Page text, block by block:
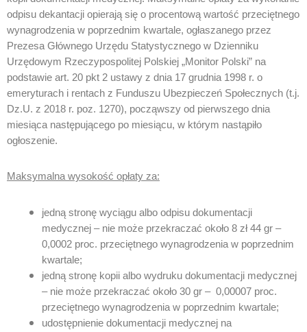
odpisu dekantacji opierają się o procentową wartość przeciętnego
wynagrodzenia w poprzednim kwartale, ogłaszanego przez
Prezesa Głównego Urzędu Statystycznego w Dzienniku
Urzędowym Rzeczypospolitej Polskiej „Monitor Polski” na
podstawie art. 20 pkt 2 ustawy z dnia 17 grudnia 1998 r. o
emeryturach i rentach z Funduszu Ubezpieczeń Społecznych (t.j.
Dz.U. z 2018 r. poz. 1270), począwszy od pierwszego dnia
miesiąca następującego po miesiącu, w którym nastąpiło
ogłoszenie.
Maksymalna wysokość opłaty za:
jedną stronę wyciągu albo odpisu dokumentacji
medycznej – nie może przekraczać około 8 zł 44 gr –
0,0002 proc. przeciętnego wynagrodzenia w poprzednim
kwartale;
jedną stronę kopii albo wydruku dokumentacji medycznej
– nie może przekraczać około 30 gr – 0,00007 proc.
przeciętnego wynagrodzenia w poprzednim kwartale;
udostępnienie dokumentacji medycznej na